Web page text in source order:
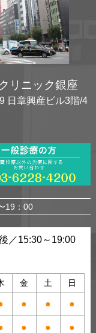
リニック銀座
日章興産ビル3階/4
19：00
／15:30～19:00
金 土 日
● ● ●
● ● ●